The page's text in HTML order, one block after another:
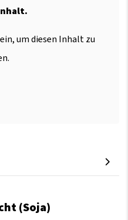
um diesen Inhalt zu
(Soja)